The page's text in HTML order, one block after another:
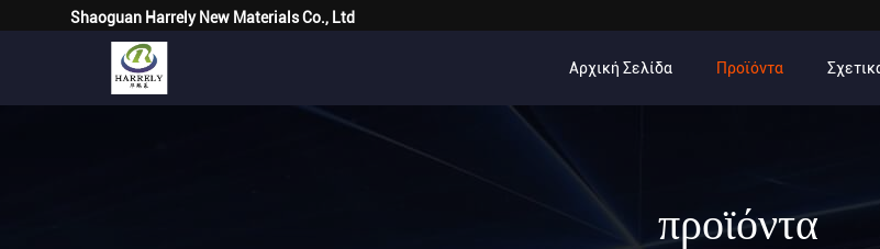
Shaoguan Harrely New Materials Co., Ltd
Αρχική Σελίδα Προϊόντα
προϊόντα